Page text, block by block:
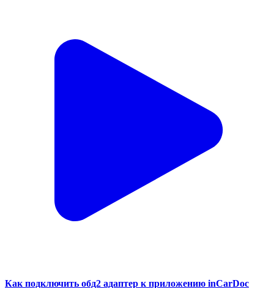
Как подключить обд2 адаптер к приложению inCarDoc